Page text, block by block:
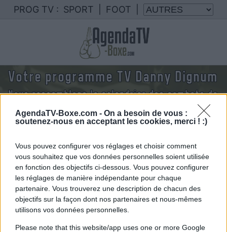
AgendaTV-Boxe.com - On a besoin de vous :
soutenez-nous en acceptant les cookies, merci ! :)
Vous pouvez configurer vos réglages et choisir comment
vous souhaitez que vos données personnelles soient utilisée
en fonction des objectifs ci-dessous. Vous pouvez configurer
les réglages de manière indépendante pour chaque
partenaire. Vous trouverez une description de chacun des
objectifs sur la façon dont nos partenaires et nous-mêmes
utilisons vos données personnelles.
Please note that this website/app uses one or more Google
PROG TV : SPORT FOOT
Votre programme TV Danny Dignum
Nous rassemblons le calendrier des combats de
Danny Dignum diffusés à la TV en France